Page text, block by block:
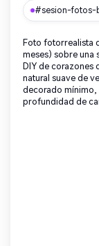
#sesion-fotos-
Foto fotorrealista
meses) sobre una
DIY de corazones
natural suave de
decorado mínimo,
profundidad de